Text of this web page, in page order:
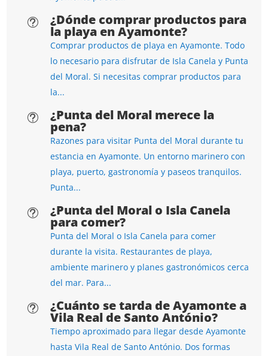
t ¿Dónde comprar productos para
la playa en Ayamonte?
Comprar productos de playa en Ayamonte. Todo
lo necesario para disfrutar de Isla Canela y Punta
del Moral. Si necesitas comprar productos para
la...
t ¿Punta del Moral merece la
pena?
Razones para visitar Punta del Moral durante tu
estancia en Ayamonte. Un entorno marinero con
playa, puerto, gastronomía y paseos tranquilos.
Punta...
t ¿Punta del Moral o Isla Canela
para comer?
Punta del Moral o Isla Canela para comer
durante la visita. Restaurantes de playa,
ambiente marinero y planes gastronómicos cerca
del mar. Para...
t ¿Cuánto se tarda de Ayamonte a
Vila Real de Santo António?
Tiempo aproximado para llegar desde Ayamonte
hasta Vila Real de Santo António. Dos formas